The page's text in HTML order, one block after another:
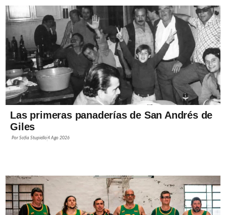
Las primeras panaderías de San Andrés de
Giles
PorSofía Stupiello4 Ago 2026